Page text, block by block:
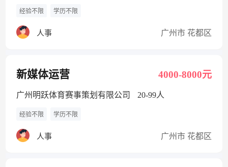
经验不限 学历不限
人事 广州市 花都区
新媒体运营 4000-8000元
广州明跃体育赛事策划有限公司 20-99人
经验不限 学历不限
人事 广州市 花都区